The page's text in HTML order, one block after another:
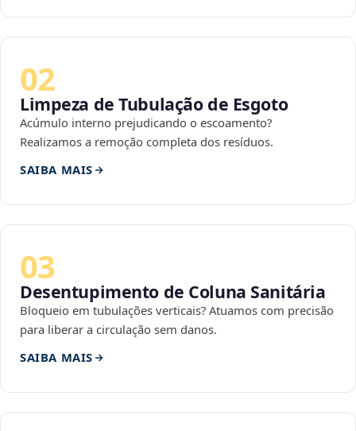
02
Limpeza de Tubulação de Esgoto
Acúmulo interno prejudicando o escoamento?
Realizamos a remoção completa dos resíduos.
SAIBA MAIS
03
Desentupimento de Coluna Sanitária
Bloqueio em tubulações verticais? Atuamos com precisão
para liberar a circulação sem danos.
SAIBA MAIS